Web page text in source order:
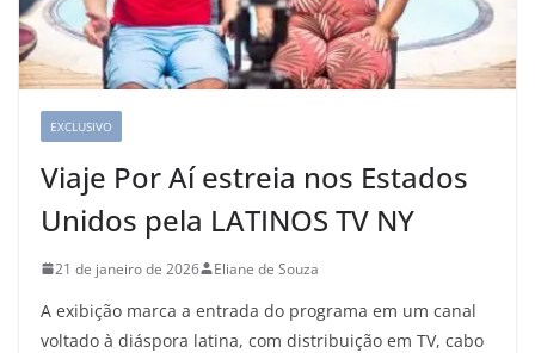
EXCLUSIVO
Viaje Por Aí estreia nos Estados
Unidos pela LATINOS TV NY
21 de janeiro de 2026 Eliane de Souza
A exibição marca a entrada do programa em um canal
voltado à diáspora latina, com distribuição em TV, cabo